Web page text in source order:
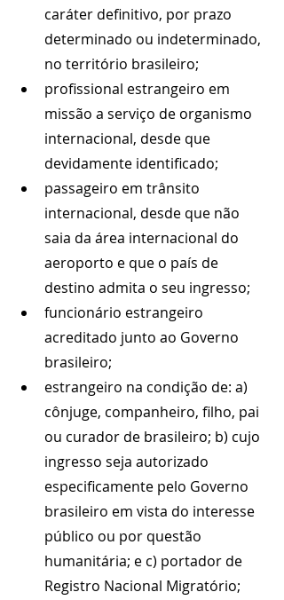
caráter definitivo, por prazo
determinado ou indeterminado,
no território brasileiro;
profissional estrangeiro em
missão a serviço de organismo
internacional, desde que
devidamente identificado;
passageiro em trânsito
internacional, desde que não
saia da área internacional do
aeroporto e que o país de
destino admita o seu ingresso;
funcionário estrangeiro
acreditado junto ao Governo
brasileiro;
estrangeiro na condição de: a)
cônjuge, companheiro, filho, pai
ou curador de brasileiro; b) cujo
ingresso seja autorizado
especificamente pelo Governo
brasileiro em vista do interesse
público ou por questão
humanitária; e c) portador de
Registro Nacional Migratório;